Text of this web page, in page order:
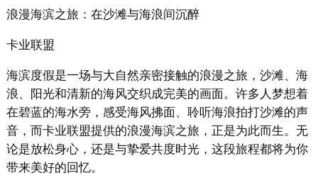
浪漫海滨之旅：在沙滩与海浪间沉醉
卡业联盟
海滨度假是一场与大自然亲密接触的浪漫之旅，沙滩、海
浪、阳光和清新的海风交织成完美的画面。许多人梦想着
在碧蓝的海水旁，感受海风拂面、聆听海浪拍打沙滩的声
音，而卡业联盟提供的浪漫海滨之旅，正是为此而生。无
论是放松身心，还是与挚爱共度时光，这段旅程都将为你
带来美好的回忆。